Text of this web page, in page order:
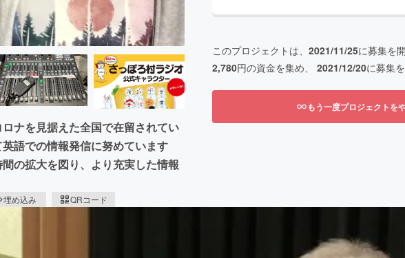
ナを見据えた全国で在留されてい
語での情報発信に努めています
の拡大を図り、より充実した情報
埋め込み QRコード
このプロジェクトは、 2021/11/25に募集を
2,780円の資金を集め、 2021/12/20に募集
もう一度プロジェクトを